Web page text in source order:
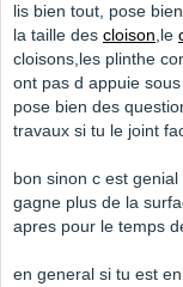
lis bien tout, pose
la taille des cloison,le
cloisons,les plinthe
ont pas d appuie
pose bien des
travaux si tu le joint
bon sinon c est
gagne plus de la
apres pour le temps
en general si tu est